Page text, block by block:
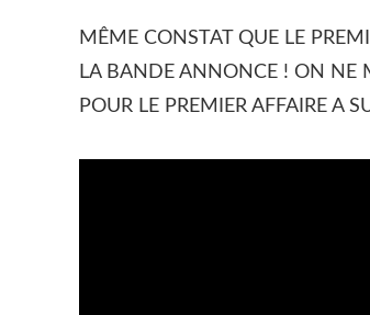
MÊME CONSTAT QUE LE
LA BANDE ANNONCE ! ON NE
POUR LE PREMIER AFFAIRE A